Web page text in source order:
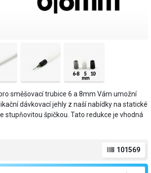
směšovací trubice 6 a 8mm Vám umožní
dávkovací jehly z naší nabídky na statické
stupňovitou špičkou. Tato redukce je vhodná
101569